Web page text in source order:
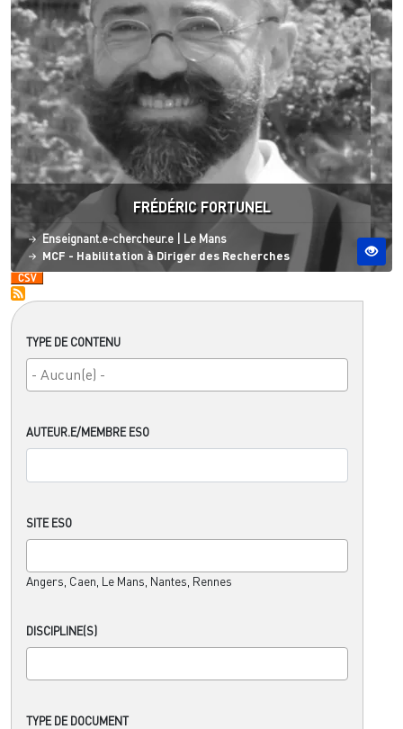
TYPE DE CONTENU
AUTEUR.E/MEMBRE ESO
SITE ESO
Angers, Caen, Le Mans, Nantes, Rennes
DISCIPLINE(S)
TYPE DE DOCUMENT
FRÉDÉRIC FORTUNEL
Statut
Enseignant.e-chercheur.e | Site ESO
Le Mans
MCF - Habilitation à Diriger des Recherches